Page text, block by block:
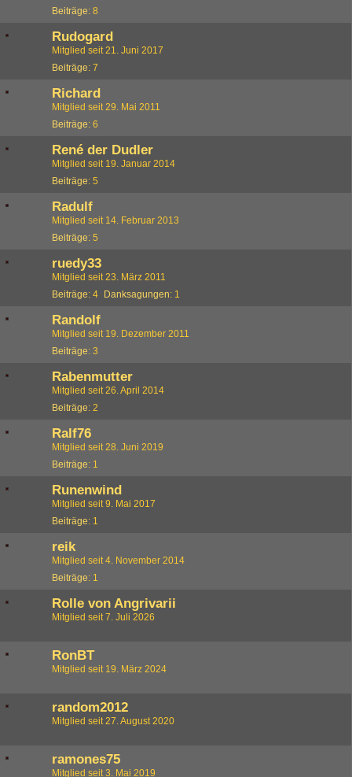
Beiträge 8
Rudogard
Mitglied seit 21. Juni 2017
Beiträge 7
Richard
Mitglied seit 29. Mai 2011
Beiträge 6
René der Dudler
Mitglied seit 19. Januar 2014
Beiträge 5
Radulf
Mitglied seit 14. Februar 2013
Beiträge 5
ruedy33
Mitglied seit 23. März 2011
Beiträge 4 Danksagungen 1
Randolf
Mitglied seit 19. Dezember 2011
Beiträge 3
Rabenmutter
Mitglied seit 26. April 2014
Beiträge 2
Ralf76
Mitglied seit 28. Juni 2019
Beiträge 1
Runenwind
Mitglied seit 9. Mai 2017
Beiträge 1
reik
Mitglied seit 4. November 2014
Beiträge 1
Rolle von Angrivarii
Mitglied seit 7. Juli 2026
RonBT
Mitglied seit 19. März 2024
random2012
Mitglied seit 27. August 2020
ramones75
Mitglied seit 3. Mai 2019